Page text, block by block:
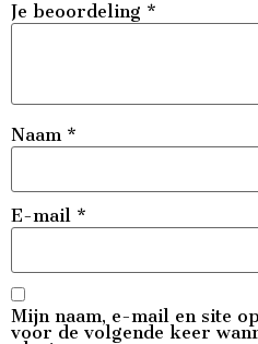
Je beoordeling *
Naam *
E-mail *
Mijn naam, e-mail en site
voor de volgende keer